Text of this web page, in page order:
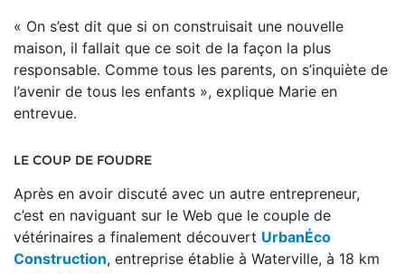
« On s’est dit que si on construisait une nouvelle
maison, il fallait que ce soit de la façon la plus
responsable. Comme tous les parents, on s’inquiète de
l’avenir de tous les enfants », explique Marie en
entrevue.
LE COUP DE FOUDRE
Après en avoir discuté avec un autre entrepreneur,
c’est en naviguant sur le Web que le couple de
vétérinaires a finalement découvert UrbanÉco
Construction, entreprise établie à Waterville, à 18 km